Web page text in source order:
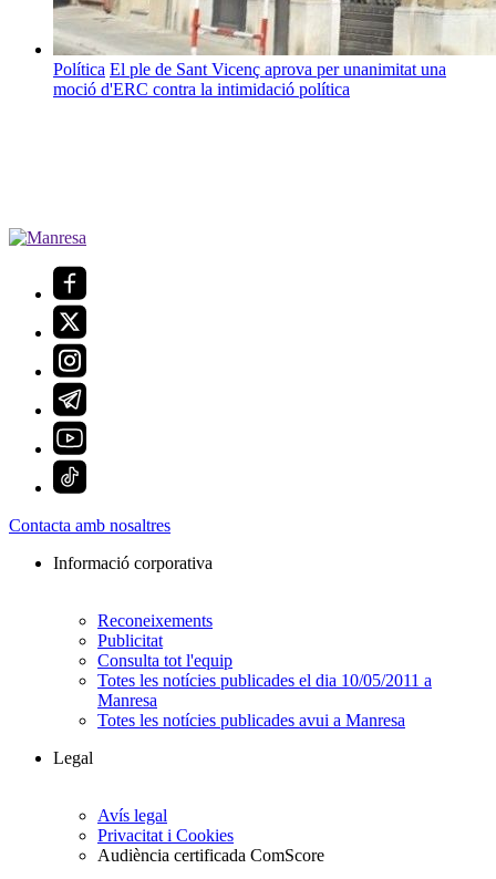
Política El ple de Sant Vicenç aprova per unanimitat una
moció d'ERC contra la intimidació política
Contacta amb nosaltres
Informació corporativa
Reconeixements
Publicitat
Consulta tot l'equip
Totes les notícies publicades el dia 10/05/2011 a
Manresa
Totes les notícies publicades avui a Manresa
Legal
Avís legal
Privacitat i Cookies
Audiència certificada ComScore